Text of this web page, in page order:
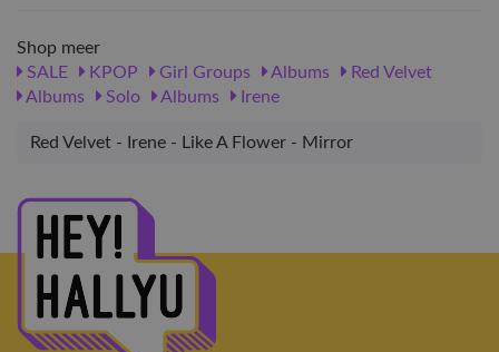
Shop meer
SALE
KPOP Girl Groups Albums
Red Velvet
Albums
Solo Albums Irene
Red Velvet - Irene - Like A Flower - Mirror